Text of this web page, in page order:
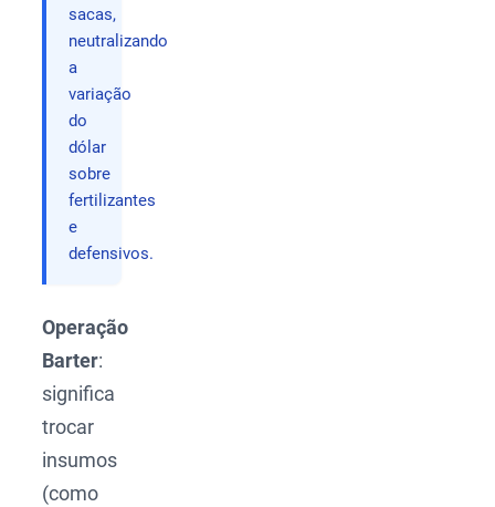
sacas,
neutralizando
a
variação
do
dólar
sobre
fertilizantes
e
defensivos.
Operação
Barter:
significa
trocar
insumos
(como